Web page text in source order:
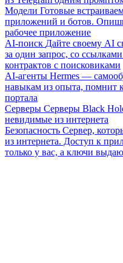
Модели Готовые
приложений и ботов.
рабочее приложение
AI-поиск Дайте своему AI
за один запрос, со
контрактов с поисковиками
AI-агенты Hermes —
навыкам из опыта, помнит
портала
Серверы Серверы Black
невидимые из интернета
Безопасность Сервер,
из интернета. Доступ к
только у вас, а ключи